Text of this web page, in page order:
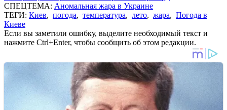
СПЕЦТЕМА: Аномальная жара в Украине
ТЕГИ: Киев, погода, температура, лето, жара, Погода в
Киеве
Если вы заметили ошибку, выделите необходимый текст и
нажмите Ctrl+Enter, чтобы сообщить об этом редакции.